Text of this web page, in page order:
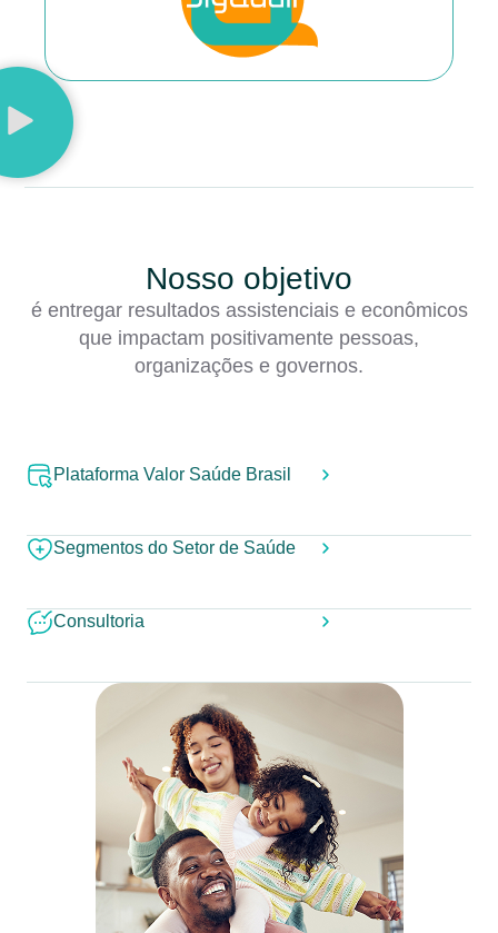
Nosso objetivo
é entregar resultados assistenciais e econômicos
que impactam positivamente pessoas,
organizações e governos.
Plataforma Valor Saúde Brasil
Segmentos do Setor de Saúde
Consultoria